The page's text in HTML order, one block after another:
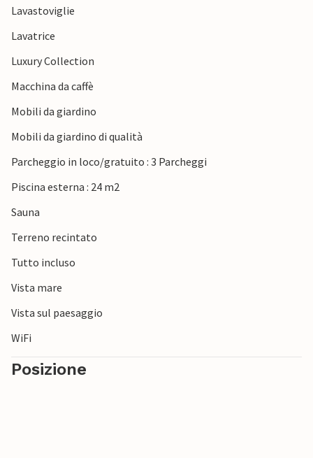
sicuramente vi arricchirete di qualche bella foto!
Lavastoviglie
Lavatrice
Luxury Collection
Macchina da caffè
Mobili da giardino
Mobili da giardino di qualità
Parcheggio in loco/gratuito : 3 Parcheggi
Piscina esterna : 24 m2
Sauna
Terreno recintato
Tutto incluso
Vista mare
Vista sul paesaggio
WiFi
Posizione